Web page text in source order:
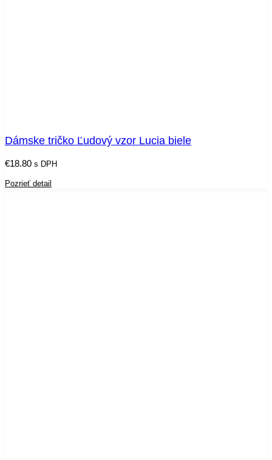
Dámske tričko Ľudový vzor Lucia biele
€18.80 s DPH
Pozrieť detail